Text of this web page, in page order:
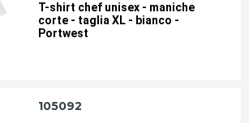
T-shirt chef unisex - maniche
corte - taglia XL - bianco -
Portwest
105092